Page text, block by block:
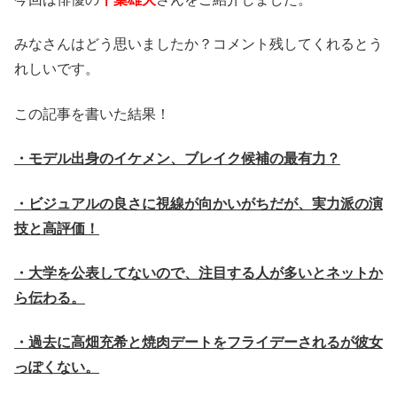
みなさんはどう思いましたか？コメント残してくれるとう
れしいです。
この記事を書いた結果！
・モデル出身のイケメン、ブレイク候補の最有力？
・ビジュアルの良さに視線が向かいがちだが、実力派の演
技と高評価！
・大学を公表してないので、注目する人が多いとネットか
ら伝わる。
・過去に高畑充希と焼肉デートをフライデーされるが彼女
っぽくない。